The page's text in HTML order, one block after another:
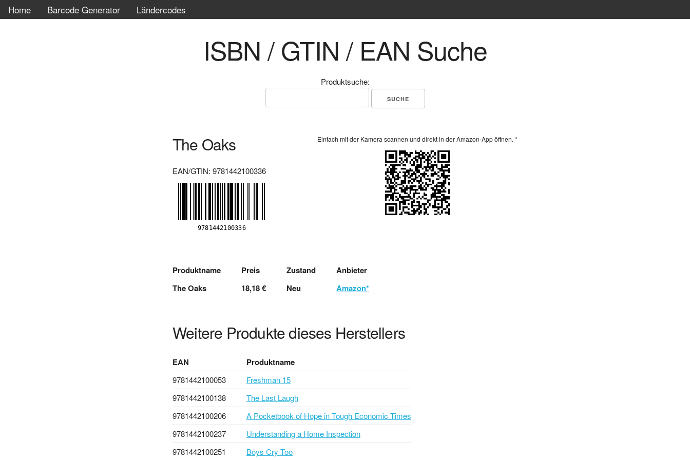
Home Barcode Generator Ländercodes
ISBN / GTIN / EAN Suche
Produktsuche:
The Oaks
EAN/GTIN: 9781442100336
Einfach mit der Kamera scannen und direkt in der Amazon-App öffnen. *
Produktname Preis Zustand
Anbieter
The Oaks
18,18 € Neu Amazon*
Weitere Produkte dieses Herstellers
EAN Produktname
9781442100053
Freshman 15
9781442100138
The Last Laugh
9781442100206
A Pocketbook of Hope in Tough Economic Times
9781442100237
Understanding a Home Inspection
9781442100251
Boys Cry Too